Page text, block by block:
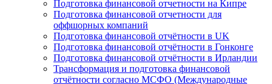
Подготовка финансовой отчетности на Кипре
Подготовка финансовой отчетности для
оффшорных компаний
Подготовка финансовой отчётности в UK
Подготовка финансовой отчётности в Гонконге
Подготовка финансовой отчётности в Ирландии
Трансформация и подготовка финансовой
отчётности согласно МСФО (Международные